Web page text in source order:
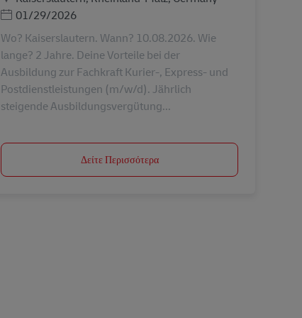
Ημερομηνία Ανάρτησης
01/29/2026
Wo? Kaiserslautern. Wann? 10.08.2026. Wie
lange? 2 Jahre. Deine Vorteile bei der
Ausbildung zur Fachkraft Kurier-, Express- und
Postdienstleistungen (m/w/d). Jährlich
steigende Ausbildungsvergütung...
Δείτε Περισσότερα